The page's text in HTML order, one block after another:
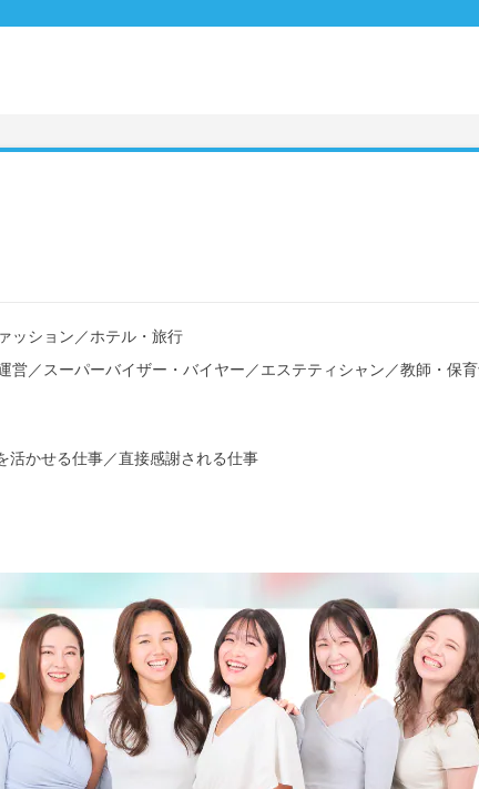
ッション ／ホテル・旅行
営／ スーパーバイザー・バイヤー ／エステティシャン ／教師・保
活かせる仕事／直接感謝される仕事